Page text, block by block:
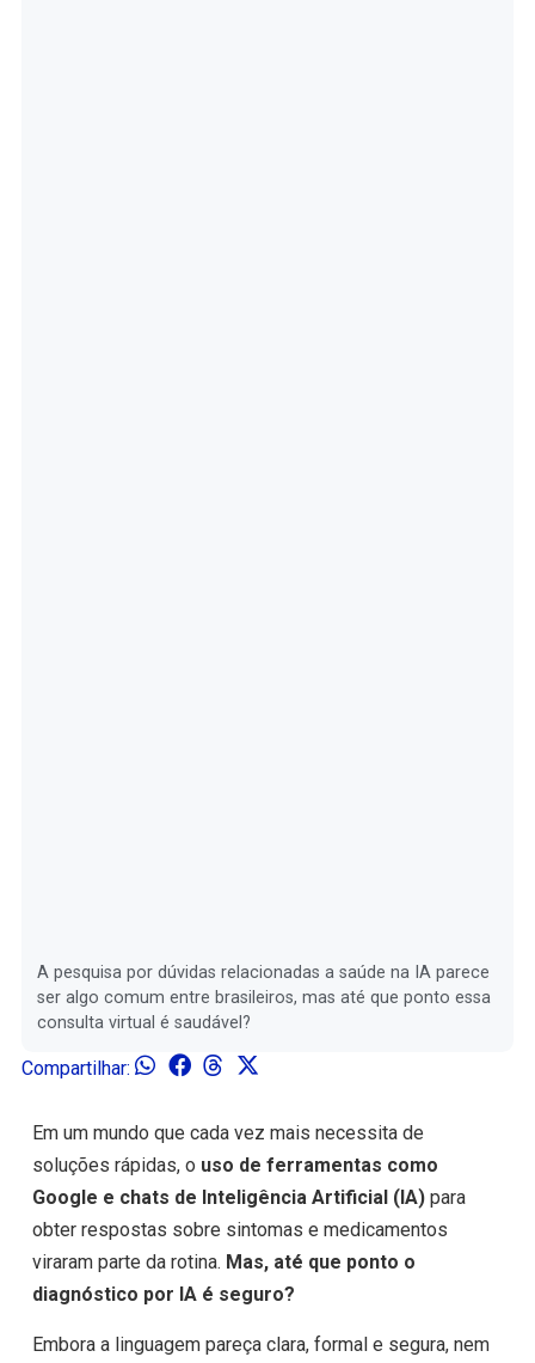
A pesquisa por dúvidas relacionadas a saúde na IA parece
ser algo comum entre brasileiros, mas até que ponto essa
consulta virtual é saudável?
Compartilhar:
Em um mundo que cada vez mais necessita de
soluções rápidas, o uso de ferramentas como
Google e chats de Inteligência Artificial (IA)para
obter respostas sobre sintomas e medicamentos
viraram parte da rotina. Mas, até que ponto o
diagnóstico por IA é seguro?
Embora a linguagem pareça clara, formal e segura, nem